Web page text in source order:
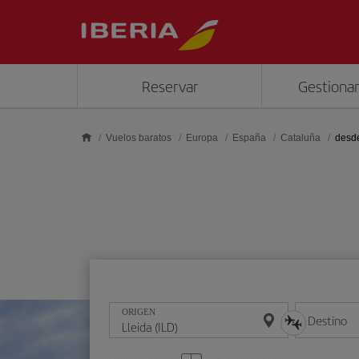
Reservar
Vuelos baratos Europa España Cataluña
ORIGEN Destino